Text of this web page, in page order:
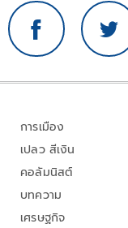
การเมือง
เปลว สีเงิน
คอลัมนิสต์
บทความ
เศรษฐกิจ